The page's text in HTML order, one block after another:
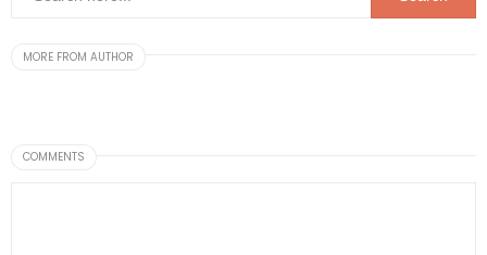
MORE FROM AUTHOR
COMMENTS